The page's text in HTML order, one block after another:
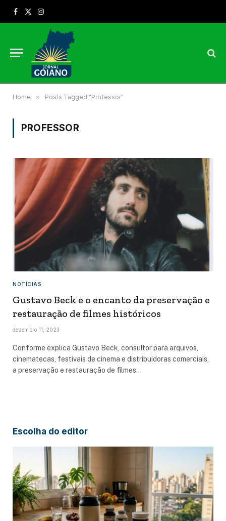
Facebook
X
Instagram
Home » Posts Tagged "Professor"
PROFESSOR
NOTÍCIAS
Gustavo Beck e o encanto da preservação e
restauração de filmes históricos
dezembro 11, 2023
Conforme explica Gustavo Beck, consultor para arquivos,
cinematecas, festivais de cinema e distribuidoras comerciais,
a preservação e restauração de filmes…
Escolha do editor